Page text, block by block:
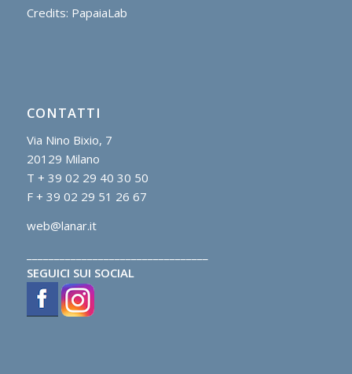
Credits: PapaiaLab
CONTATTI
Via Nino Bixio, 7
20129 Milano
T + 39 02 29 40 30 50
F + 39 02 29 51 26 67
web@lanar.it
SEGUICI SUI SOCIAL